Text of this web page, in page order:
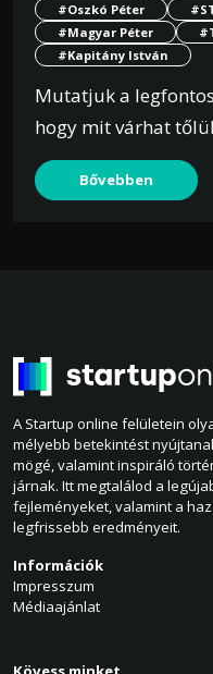
#Oszkó Péter
#Magyar Péter
#Kapitány István
Mutatjuk a
hogy mit várhat
Bővebben
A Startup online felületein
mélyebb betekintést
mögé, valamint inspiráló
járnak. Itt megtalálod a
fejleményeket, valamint a
legfrissebb eredményeit.
Információk
Impresszum
Médiaajánlat